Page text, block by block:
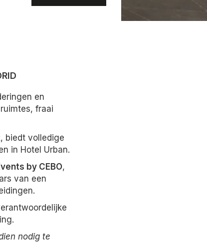
en
fraai
, biedt volledige
in Hotel Urban.
by CEBO,
van een
nodig te